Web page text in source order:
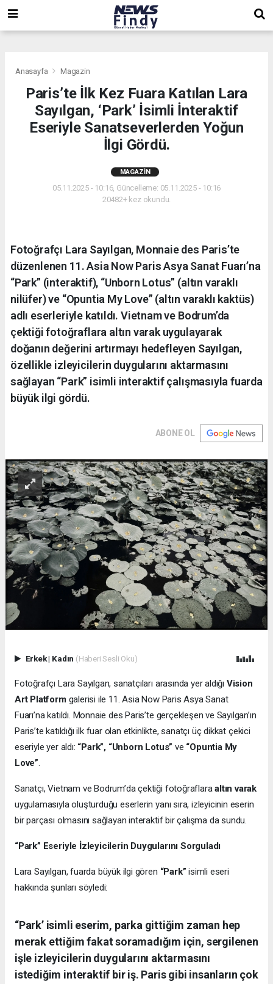
Anasayfa Magazin
Paris’te İlk Kez Fuara Katılan Lara
Sayılgan, ‘Park’ İsimli İnteraktif
Eseriyle Sanatseverlerden Yoğun
İlgi Gördü.
MAGAZIN
05.11.2025 - 10:16, Güncelleme: 05.11.2025 - 10:16
20482+ kez okundu.
Fotoğrafçı Lara Sayılgan, Monnaie des Paris’te
düzenlenen 11. Asia Now Paris Asya Sanat Fuarı’na
“Park” (interaktif), “Unborn Lotus” (altın varaklı
nilüfer) ve “Opuntia My Love” (altın varaklı kaktüs)
adlı eserleriyle katıldı. Vietnam ve Bodrum’da
çektiği fotoğraflara altın varak uygulayarak
doğanın değerini artırmayı hedefleyen Sayılgan,
özellikle izleyicilerin duygularını aktarmasını
sağlayan “Park” isimli interaktif çalışmasıyla fuarda
büyük ilgi gördü.
ABONE OL
Erkek| Kadın (Haberi Sesli Oku)
Fotoğrafçı Lara Sayılgan, sanatçıları arasında yer aldığı Vision
Art Platformgalerisi ile 11. Asia Now Paris Asya Sanat
Fuarı’na katıldı. Monnaie des Paris’te gerçekleşen ve Sayılgan’ın
Paris’te katıldığı ilk fuar olan etkinlikte, sanatçı üç dikkat çekici
eseriyle yer aldı: “Park”, “Unborn Lotus” ve “Opuntia My
Love”.
Sanatçı, Vietnam ve Bodrum’da çektiği fotoğraflaraaltın varak
uygulamasıyla oluşturduğu eserlerin yanı sıra, izleyicinin eserin
bir parçası olmasını sağlayan interaktif bir çalışma da sundu.
“Park” Eseriyle İzleyicilerin Duygularını Sorguladı
Lara Sayılgan, fuarda büyük ilgi gören “Park” isimli eseri
hakkında şunları söyledi:
“Park’ isimli eserim, parka gittiğim zaman hep
merak ettiğim fakat soramadığım için, sergilenen
işle izleyicilerin duygularını aktarmasını
istediğim interaktif bir iş. Paris gibi insanların çok